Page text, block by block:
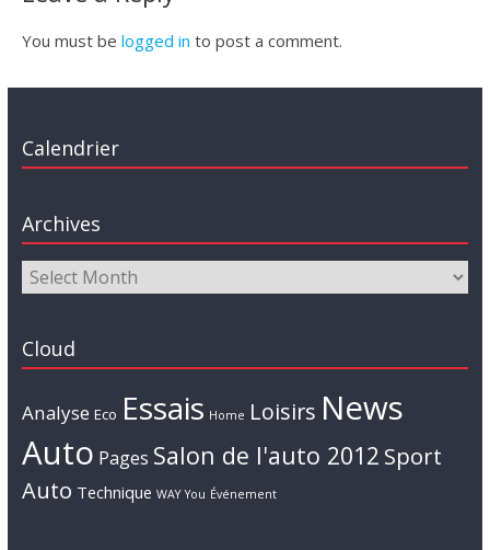
You must be logged in to post a comment.
Calendrier
Archives
Cloud
Analyse Eco Essais Home Loisirs News
Auto Pages Salon de l'auto 2012 Sport
Auto Technique WAY You Événement